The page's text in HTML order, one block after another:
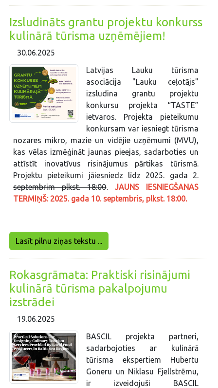
Izsludināts grantu projektu konkurss
kulinārā tūrisma uzņēmējiem!
30.06.2025
Latvijas Lauku tūrisma
asociācija "Lauku ceļotājs"
izsludina grantu projektu
konkursu projekta “TASTE”
ietvaros. Projekta pieteikumu
konkursam var iesniegt tūrisma
nozares mikro, mazie un vidējie uzņēmumi (MVU),
kas vēlas izmēģināt jaunas pieejas, sadarboties un
attīstīt inovatīvus risinājumus pārtikas tūrismā.
Projektu pieteikumi jāiesniedz līdz 2025. gada 2.
septembrim plkst. 18:00. JAUNS IESNIEGŠANAS
TERMIŅŠ: 2025. gada 10. septembris, plkst. 18:00.
Lasīt pilnu ziņas tekstu ...
Rokasgrāmata: Praktiski risinājumi
kulinārā tūrisma pakalpojumu
izstrādei
19.06.2025
BASCIL projekta partneri,
sadarbojoties ar kulinārā
tūrisma ekspertiem Hubertu
Goneru un Niklasu Fjellstrēmu,
ir izveidojuši BASCIL